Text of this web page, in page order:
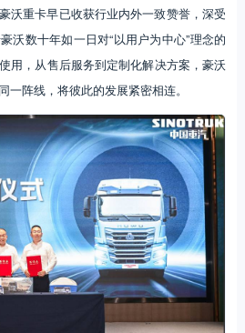
沃重卡早已收获行业内外一致赞誉，深受
沃数十年如一日对“以用户为中心”理念的
，从售后服务到定制化解决方案，豪沃
阵线，将彼此的发展紧密相连。